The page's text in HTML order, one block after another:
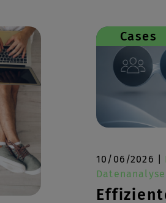
Cases
10/06/2026 |